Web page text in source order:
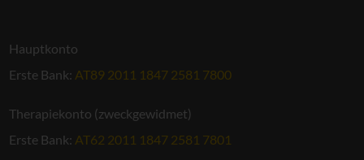
Hauptkonto
Erste Bank: AT89 2011 1847 2581 7800
Therapiekonto (zweckgewidmet)
Erste Bank: AT62 2011 1847 2581 7801